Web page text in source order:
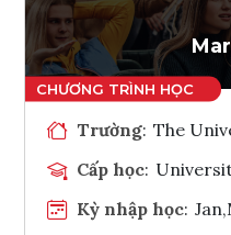
Trường: The
Cấp học:
Kỳ nhập học: